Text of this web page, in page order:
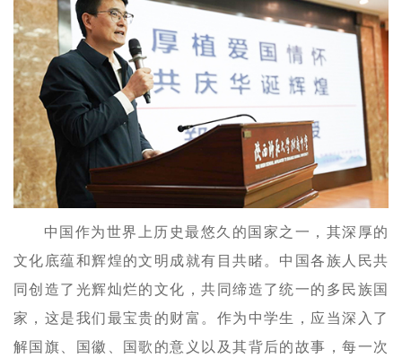
中国作为世界上历史最悠久的国家之一，其深厚的
文化底蕴和辉煌的文明成就有目共睹。中国各族人民共
同创造了光辉灿烂的文化，共同缔造了统一的多民族国
家，这是我们最宝贵的财富。作为中学生，应当深入了
解国旗、国徽、国歌的意义以及其背后的故事，每一次